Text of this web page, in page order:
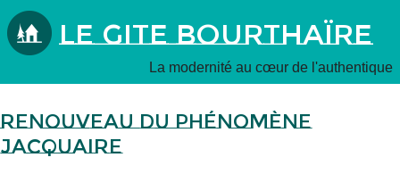
Le Gite Bourthaïre
La modernité au cœur de l'authentique
Renouveau du phénomène
Jacquaire